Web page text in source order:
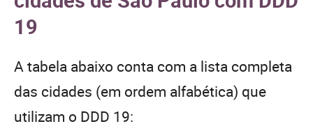
19
A tabela abaixo conta com a lista completa
das cidades (em ordem alfabética) que
utilizam o DDD 19: